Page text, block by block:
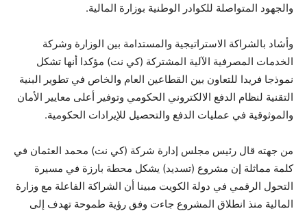
والجهود المتواصلة للكوادر الوطنية بوزارة المالية.
وأشاد بالشراكة الاستراتيجية والمستدامة بين الوزارة وشركة
الخدمات المصرفية الآلية المشتركة (كي نت) مؤكدا أنها تشكل
نموذجا فريدا للتعاون بين القطاعين العام والخاص في تطوير البنية
التقنية لنظام الدفع الالكتروني الحكومي وتوفير أعلى معايير الأمان
والموثوقية في عمليات الدفع والتحصيل للإيرادات الحكومية.
من جهته قال رئيس مجلس إدارة شركة (كي نت) محمد العثمان في
كلمة مماثلة إن مشروع (تسديد) يشكل محطة بارزة في مسيرة
التحول الرقمي في دولة الكويت مبينا أن الشراكة الفاعلة مع وزارة
المالية منذ انطلاق المشروع جاءت وفق رؤية طموحة تهدف إلى